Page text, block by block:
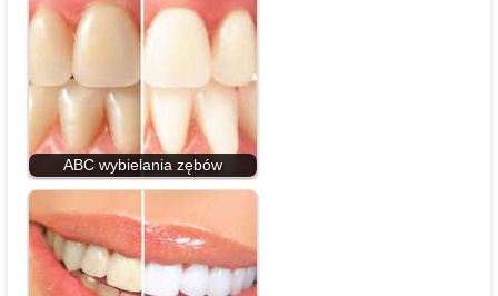
ABC wybielania zębów